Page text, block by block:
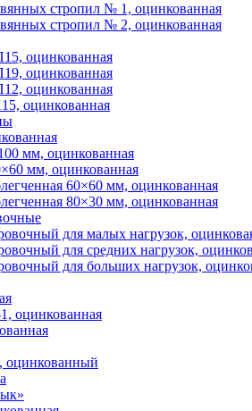
стропил № 1, оцинкованная
стропил № 2, оцинкованная
оцинкованная
оцинкованная
оцинкованная
оцинкованная
мм, оцинкованная
мм, оцинкованная
60×60 мм, оцинкованная
80×30 мм, оцинкованная
для малых нагрузок,
для средних нагрузок,
для больших нагрузок,
оцинкованная
оцинкованный